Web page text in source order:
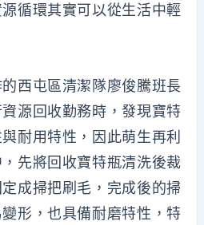
循環其實可以從生活中輕
西屯區清潔隊廖俊騰班長
源回收勤務時，發現寶特
耐用特性，因此萌生再利
先將回收寶特瓶清洗後裁
成掃把刷毛，完成後的掃
形，也具備耐磨特性，特